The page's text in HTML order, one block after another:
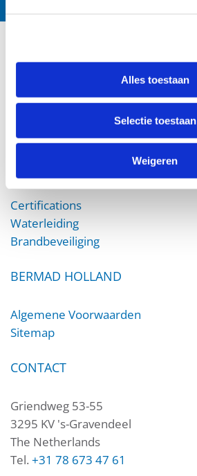
Alles toestaan
Selectie toestaan
Weigeren
PRODUCTS
Irrigation
Certifications
Waterleiding
Brandbeveiliging
BERMAD HOLLAND
Algemene Voorwaarden
Sitemap
CONTACT
Griendweg 53-55
3295 KV 's-Gravendeel
The Netherlands
Tel. +31 78 673 47 61